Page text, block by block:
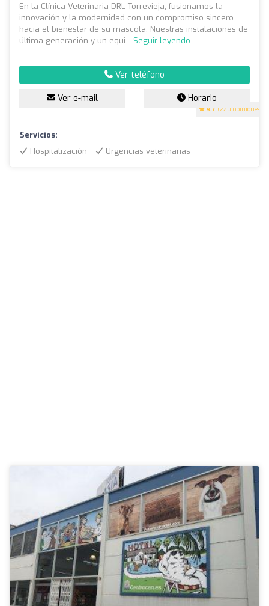
4.7 (220 opiniones)
En la Clínica Veterinaria DRL Torrevieja, fusionamos la
innovación y la modernidad con un compromiso sincero
hacia el bienestar de su mascota. Nuestras instalaciones de
última generación y un equi... Seguir leyendo
Ver teléfono
Ver e-mail Horario
Servicios:
Hospitalización
Urgencias veterinarias